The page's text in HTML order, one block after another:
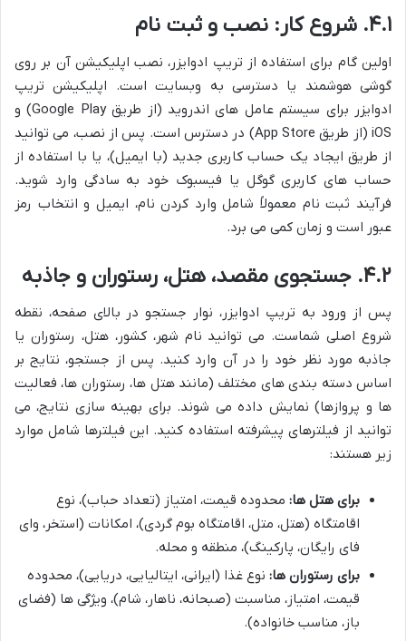
۴.۱. شروع کار: نصب و ثبت نام
اولین گام برای استفاده از تریپ ادوایزر، نصب اپلیکیشن آن بر روی
گوشی هوشمند یا دسترسی به وبسایت است. اپلیکیشن تریپ
ادوایزر برای سیستم عامل های اندروید (از طریق Google Play) و
iOS (از طریق App Store) در دسترس است. پس از نصب، می توانید
از طریق ایجاد یک حساب کاربری جدید (با ایمیل)، یا با استفاده از
حساب های کاربری گوگل یا فیسبوک خود به سادگی وارد شوید.
فرآیند ثبت نام معمولاً شامل وارد کردن نام، ایمیل و انتخاب رمز
عبور است و زمان کمی می برد.
۴.۲. جستجوی مقصد، هتل، رستوران و جاذبه
پس از ورود به تریپ ادوایزر، نوار جستجو در بالای صفحه، نقطه
شروع اصلی شماست. می توانید نام شهر، کشور، هتل، رستوران یا
جاذبه مورد نظر خود را در آن وارد کنید. پس از جستجو، نتایج بر
اساس دسته بندی های مختلف (مانند هتل ها، رستوران ها، فعالیت
ها و پروازها) نمایش داده می شوند. برای بهینه سازی نتایج، می
توانید از فیلترهای پیشرفته استفاده کنید. این فیلترها شامل موارد
زیر هستند:
برای هتل ها: محدوده قیمت، امتیاز (تعداد حباب)، نوع
اقامتگاه (هتل، متل، اقامتگاه بوم گردی)، امکانات (استخر، وای
فای رایگان، پارکینگ)، منطقه و محله.
برای رستوران ها: نوع غذا (ایرانی، ایتالیایی، دریایی)، محدوده
قیمت، امتیاز، مناسبت (صبحانه، ناهار، شام)، ویژگی ها (فضای
باز، مناسب خانواده).